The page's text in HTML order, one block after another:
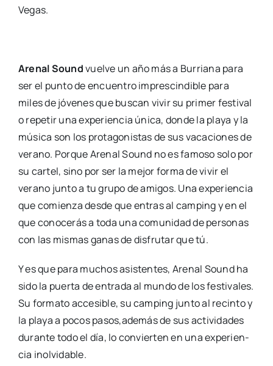
Vegas.
Are­nal Soundvuel­ve un año más a Burria­na para
ser el pun­to de encuen­tro impres­cin­di­ble para
miles de jóve­nes que bus­can vivir su pri­mer fes­ti­val
o repe­tir una expe­rien­cia úni­ca, don­de la pla­ya y la
músi­ca son los pro­ta­go­nis­tas de sus vaca­cio­nes de
verano. Por­que Are­nal Sound no es famo­so solo por
su car­tel, sino por ser la mejor for­ma de vivir el
verano jun­to a tu gru­po de ami­gos. Una expe­rien­cia
que comien­za des­de que entras al cam­ping y en el
que cono­ce­rás a toda una comu­ni­dad de per­so­nas
con las mis­mas ganas de dis­fru­tar que tú.
Y es que para muchos asis­ten­tes, Are­nal Sound ha
sido la puer­ta de entra­da al mun­do de los fes­ti­va­les.
Su for­ma­to acce­si­ble, su cam­ping jun­to al recin­to y
la pla­ya a pocos pasos,además de sus acti­vi­da­des
duran­te todo el día, lo con­vier­ten en una expe­rien­
cia inol­vi­da­ble.